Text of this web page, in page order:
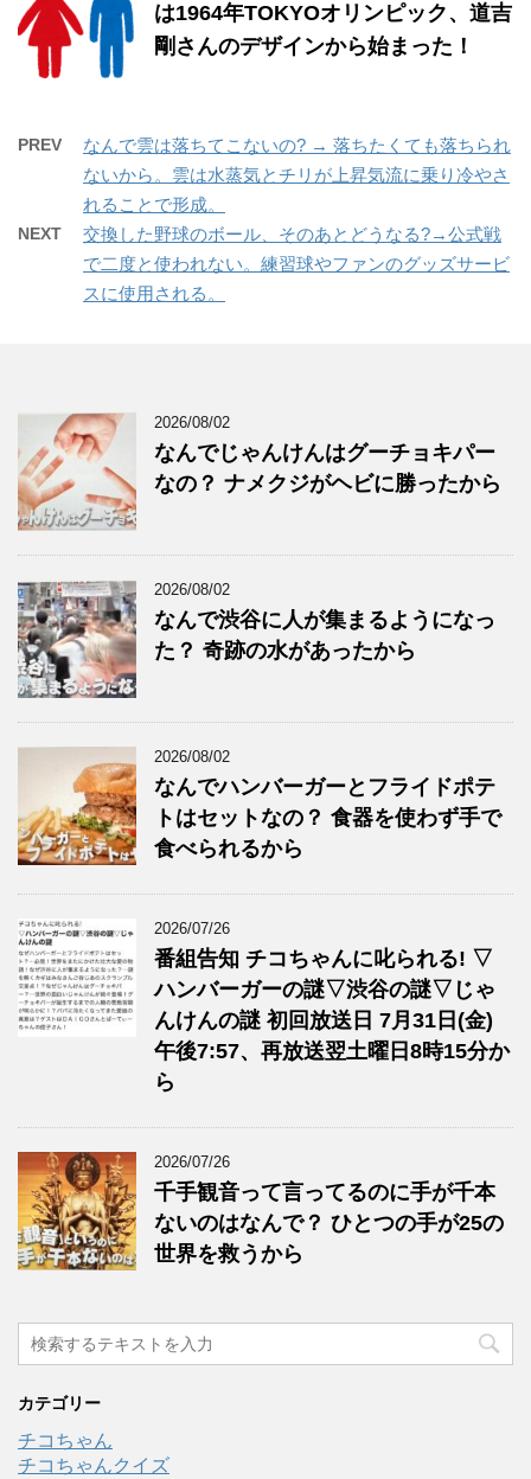
は1964年TOKYOオリンピック、道吉
剛さんのデザインから始まった！
PREV
なんで雲は落ちてこないの? → 落ちたくても落ちられ
ないから。雲は水蒸気とチリが上昇気流に乗り冷やさ
れることで形成。
NEXT
交換した野球のボール、そのあとどうなる?→公式戦
で二度と使われない。練習球やファンのグッズサービ
スに使用される。
2026/08/02
なんでじゃんけんはグーチョキパー
なの？ ナメクジがヘビに勝ったから
2026/08/02
なんで渋谷に人が集まるようになっ
た？ 奇跡の水があったから
2026/08/02
なんでハンバーガーとフライドポテ
トはセットなの？ 食器を使わず手で
食べられるから
2026/07/26
番組告知 チコちゃんに叱られる! ▽
ハンバーガーの謎▽渋谷の謎▽じゃ
んけんの謎 初回放送日 7月31日(金)
午後7:57、再放送翌土曜日8時15分か
ら
2026/07/26
千手観音って言ってるのに手が千本
ないのはなんで？ ひとつの手が25の
世界を救うから
カテゴリー
チコちゃん
チコちゃんクイズ